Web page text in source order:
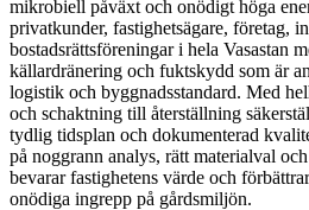
mikrobiell påväxt och onödigt höga
privatkunder, fastighetsägare, företag,
bostadsrättsföreningar i hela Vasastan
källardränering och fuktskydd som är
logistik och byggnadsstandard. Med
och schaktning till återställning
tydlig tidsplan och dokumenterad
på noggrann analys, rätt materialval
bevarar fastighetens värde och
onödiga ingrepp på gårdsmiljön.